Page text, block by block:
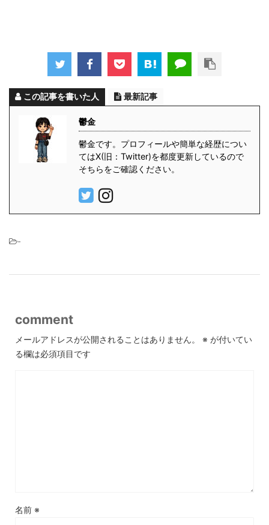
この記事を書いた人 最新記事
鬱金
鬱金です。プロフィールや簡単な経歴につい
てはX(旧：Twitter)を都度更新しているので
そちらをご確認ください。
-
comment
メールアドレスが公開されることはありません。 ※ が付いてい
る欄は必須項目です
名前 ※